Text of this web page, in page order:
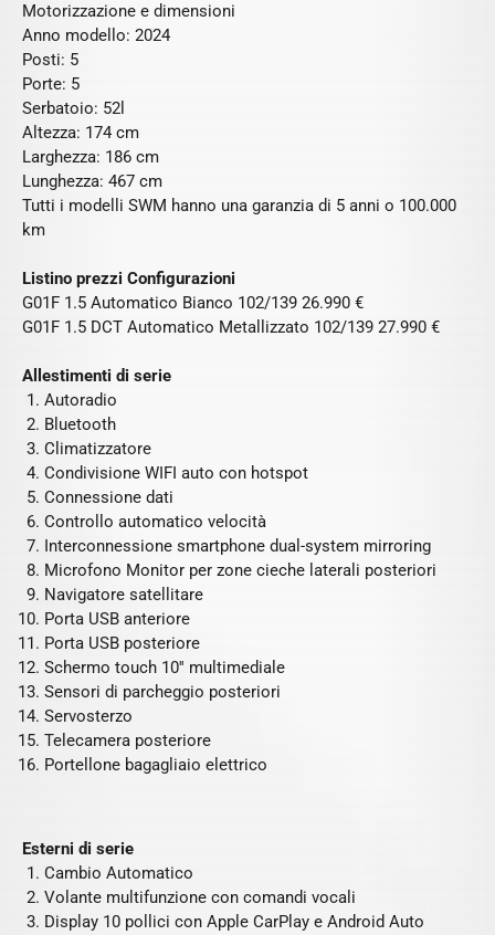
Motorizzazione e dimensioni
Anno modello: 2024
Posti: 5
Porte: 5
Serbatoio: 52l
Altezza: 174 cm
Larghezza: 186 cm
Lunghezza: 467 cm
Tutti i modelli SWM hanno una garanzia di 5 anni o 100.000
km
Listino prezzi Configurazioni
G01F 1.5 Automatico Bianco 102/139 26.990 €
G01F 1.5 DCT Automatico Metallizzato 102/139 27.990 €
Allestimenti di serie
Autoradio
Bluetooth
Climatizzatore
Condivisione WIFI auto con hotspot
Connessione dati
Controllo automatico velocità
Interconnessione smartphone dual-system mirroring
Microfono Monitor per zone cieche laterali posteriori
Navigatore satellitare
Porta USB anteriore
Porta USB posteriore
Schermo touch 10'' multimediale
Sensori di parcheggio posteriori
Servosterzo
Telecamera posteriore
Portellone bagagliaio elettrico
Esterni di serie
Cambio Automatico
Volante multifunzione con comandi vocali
Display 10 pollici con Apple CarPlay e Android Auto